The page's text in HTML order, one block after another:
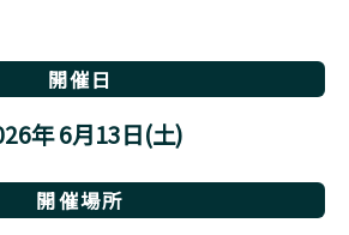
開催日
年 6月13日(土)
開催場所